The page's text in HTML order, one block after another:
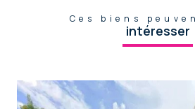
Ces biens
intéresser